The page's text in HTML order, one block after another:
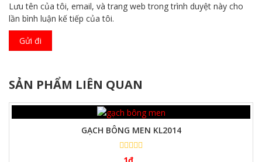
Lưu tên của tôi, email, và trang web trong trình duyệt này cho
lần bình luận kế tiếp của tôi.
SẢN PHẨM LIÊN QUAN
GẠCH BÔNG MEN KL2014